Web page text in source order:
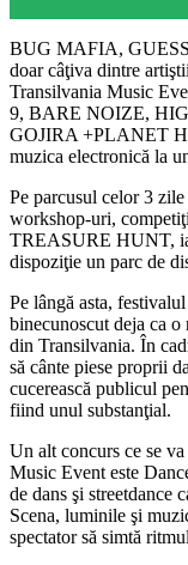
BUG MAFIA,
doar câţiva dintre
Transilvania Music
9, BARE NOIZE,
GOJIRA +PLANET H
muzica electronică la
Pe parcusul celor 3
workshop-uri,
TREASURE HUNT,
dispoziţie un parc de
Pe lângă asta,
binecunoscut deja ca
din Transilvania. În
să cânte piese proprii
cucerească publicul
fiind unul substanţial.
Un alt concurs ce se
Music Event este
de dans şi streetdance
Scena, luminile şi
spectator să simtă